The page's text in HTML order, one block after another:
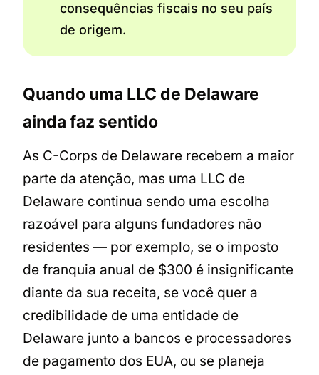
consequências fiscais no seu país
de origem.
Quando uma LLC de Delaware
ainda faz sentido
As C-Corps de Delaware recebem a maior
parte da atenção, mas uma LLC de
Delaware continua sendo uma escolha
razoável para alguns fundadores não
residentes — por exemplo, se o imposto
de franquia anual de $300 é insignificante
diante da sua receita, se você quer a
credibilidade de uma entidade de
Delaware junto a bancos e processadores
de pagamento dos EUA, ou se planeja